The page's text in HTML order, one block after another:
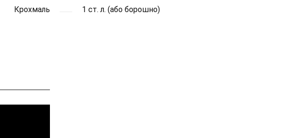
Крохмаль
1 ст. л. (або борошно)